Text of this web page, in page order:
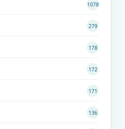
1078
279
178
172
171
136